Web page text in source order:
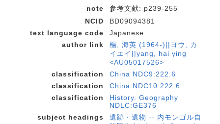
note
参考文献: p239-255
NCID
BD09094381
text language code
Japanese
author link
楊, 海英 (1964-)||ヨウ, カ
イエイ||yang, hai ying
<AU05017526>
classification
China NDC9:222.6
classification
China NDC10:222.6
classification
History. Geography
NDLC:GE376
subject headings
遺跡・遺物 -- 内モンゴル自